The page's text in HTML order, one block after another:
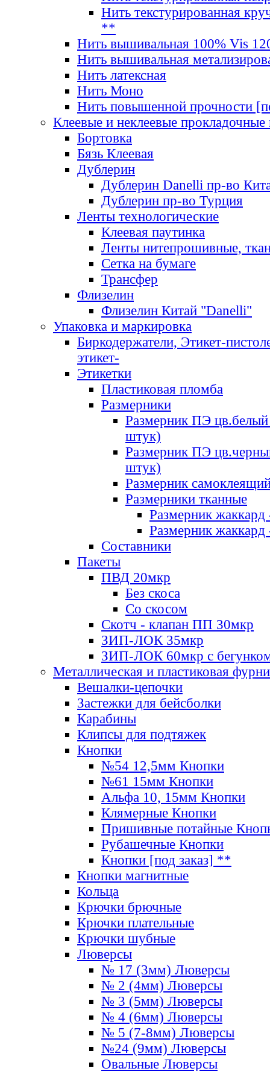
Нить текстурированная
**
Нить вышивальная 100% Vis
Нить вышивальная
Нить латексная
Нить Моно
Нить повышенной прочности
Клеевые и неклеевые прокладочные
Бортовка
Бязь Клеевая
Дублерин
Дублерин Danelli пр-во
Дублерин пр-во Турция
Ленты технологические
Клеевая паутинка
Ленты нитепрошивные,
Сетка на бумаге
Трансфер
Флизелин
Флизелин Китай "Danelli"
Упаковка и маркировка
Биркодержатели, Этикет-
этикет-
Этикетки
Пластиковая пломба
Размерники
Размерник ПЭ цв.белый
штук)
Размерник ПЭ
штук)
Размерник
Размерники тканные
Размерник
Размерник
Составники
Пакеты
ПВД 20мкр
Без скоса
Со скосом
Скотч - клапан ПП 30мкр
ЗИП-ЛОК 35мкр
ЗИП-ЛОК 60мкр с
Металлическая и пластиковая
Вешалки-цепочки
Застежки для бейсболки
Карабины
Клипсы для подтяжек
Кнопки
№54 12,5мм Кнопки
№61 15мм Кнопки
Альфа 10, 15мм Кнопки
Клямерные Кнопки
Пришивные потайные
Рубашечные Кнопки
Кнопки [под заказ] **
Кнопки магнитные
Кольца
Крючки брючные
Крючки плательные
Крючки шубные
Люверсы
№ 17 (3мм) Люверсы
№ 2 (4мм) Люверсы
№ 3 (5мм) Люверсы
№ 4 (6мм) Люверсы
№ 5 (7-8мм) Люверсы
№24 (9мм) Люверсы
Овальные Люверсы